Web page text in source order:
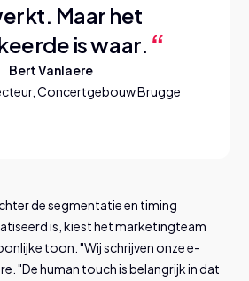
Maar het
is waar.
Bert Vanlaere
Concertgebouw Brugge
de segmentatie en timing
is, kiest het marketingteam
toon. "Wij schrijven onze e-
"De human touch is belangrijk in dat